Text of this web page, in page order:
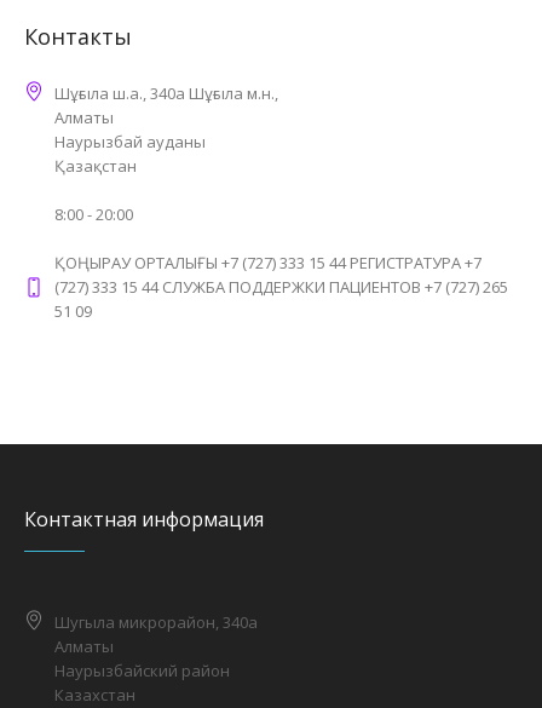
Контакты
Шұғыла ш.а., 340а Шұғыла м.н.,
Алматы
Наурызбай ауданы
Қазақстан
8:00 - 20:00
ҚОҢЫРАУ ОРТАЛЫҒЫ +7 (727) 333 15 44 РЕГИСТРАТУРА +7
(727) 333 15 44 СЛУЖБА ПОДДЕРЖКИ ПАЦИЕНТОВ +7 (727) 265
51 09
Контактная информация
Шугыла микрорайон, 340а
Алматы
Наурызбайский район
Казахстан